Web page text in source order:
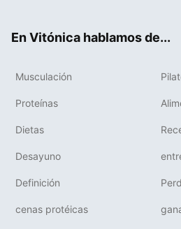
En Vitónica hablamos de...
Musculación
Proteínas
Dietas
Desayuno
Definición
cenas protéicas